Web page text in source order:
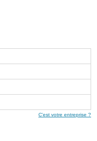
C'est votre entreprise ?